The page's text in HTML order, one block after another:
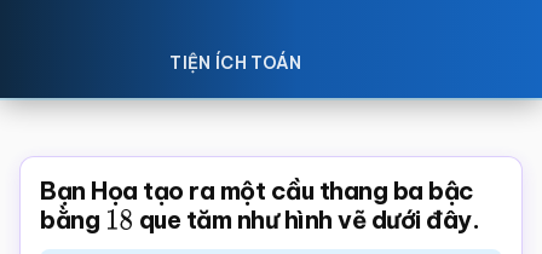
toán
giáo
Toán,
trắc
TIỆN ÍCH TOÁN
Bạn Họa tạo ra một cầu thang ba bậc
bằng 18 que tăm như hình vẽ dưới đây.